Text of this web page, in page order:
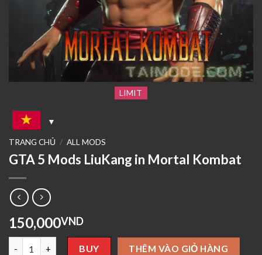
LIMIT
TRANG CHỦ / ALL MODS
GTA 5 Mods LiuKang in Mortal Kombat
150,000VND
GTA 5 Mods LiuKang in Mortal Kombat số lượng
BUY THÊM VÀO GIỎ HÀNG